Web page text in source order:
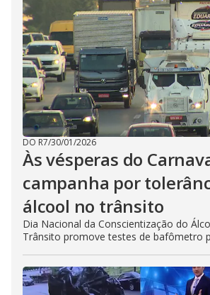
DO R7/30/01/2026
Às vésperas do
campanha por
álcool no trânsito
Dia Nacional da Conscientização do
Trânsito promove testes de bafômetro